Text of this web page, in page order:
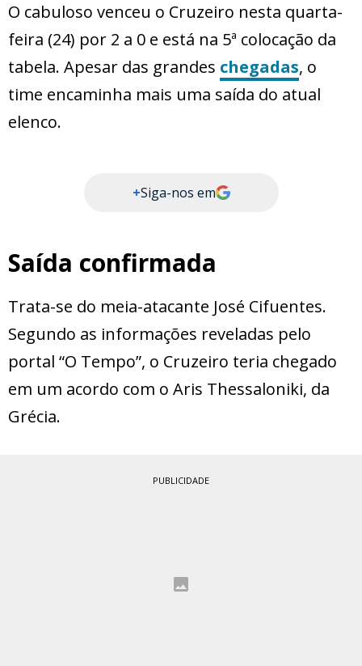
O cabuloso venceu o Cruzeiro nesta quarta-
feira (24) por 2 a 0 e está na 5ª colocação da
tabela. Apesar das grandes chegadas, o
time encaminha mais uma saída do atual
elenco.
+Siga-nos em
Saída confirmada
Trata-se do meia-atacante José Cifuentes.
Segundo as informações reveladas pelo
portal “O Tempo”, o Cruzeiro teria chegado
em um acordo com o Aris Thessaloniki, da
Grécia.
PUBLICIDADE